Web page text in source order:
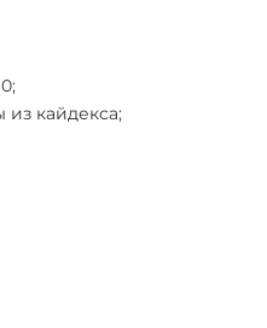
из кайдекса;